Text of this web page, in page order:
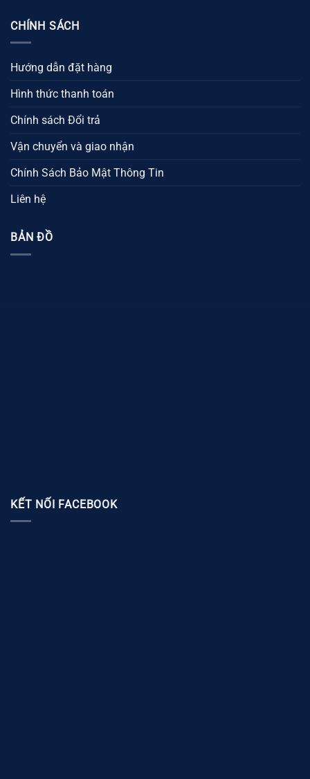
CHÍNH SÁCH
Hướng dẫn đặt hàng
Hình thức thanh toán
Chính sách Đổi trả
Vận chuyển và giao nhận
Chính Sách Bảo Mật Thông Tin
Liên hệ
BẢN ĐỒ
KẾT NỐI FACEBOOK